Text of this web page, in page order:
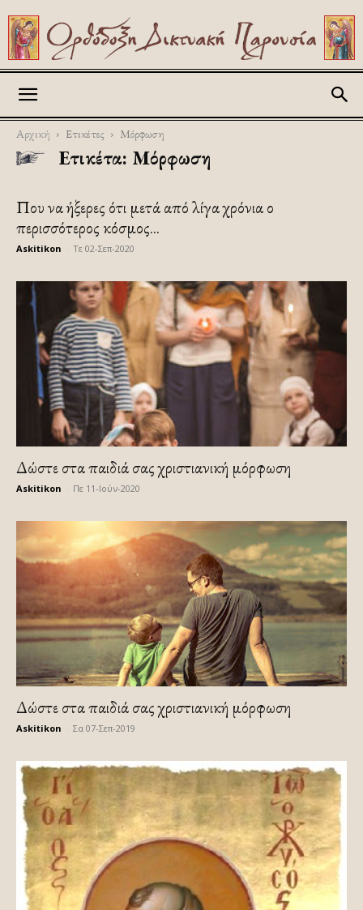
Αρχική Ετικέτες Μόρφωση
Ετικέτα: Μόρφωση
Που να ήξερες ότι μετά από λίγα χρόνια ο
περισσότερος κόσμος...
Askitikon Τε 02-Σεπ-2020
Δώστε στα παιδιά σας χριστιανική μόρφωση
Askitikon Πε 11-Ιούν-2020
Δώστε στα παιδιά σας χριστιανική μόρφωση
Askitikon Σα 07-Σεπ-2019